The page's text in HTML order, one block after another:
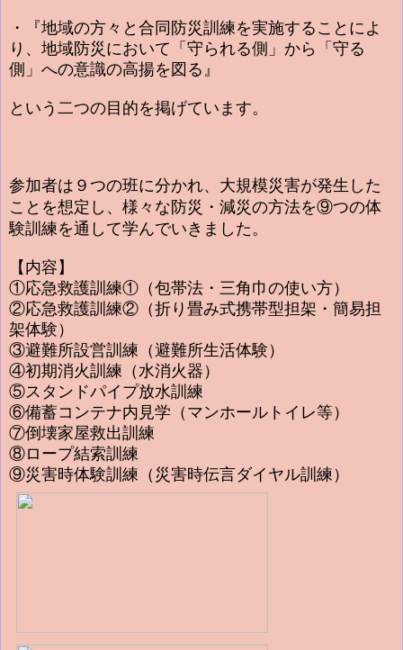
・
『地域の方々と合同防災訓練を実施することによ
り、地域防災において「守られる側」から「守る
側」への意識の高揚を図る』
という二つの目的を掲げています。
参加者は９つの班に分かれ、大規模災害が発生した
ことを想定し、様々な防災・減災の方法を⑨つの体
験訓練を通して学んでいきました。
【内容】
①応急救護訓練①（包帯法・三角巾の使い方）
②応急救護訓練②（折り畳み式携帯型担架・簡易担
架体験）
③避難所設営訓練（避難所生活体験）
④初期消火訓練（水消火器）
⑤スタンドパイプ放水訓練
⑥備蓄コンテナ内見学（マンホールトイレ等）
⑦倒壊家屋救出訓練
⑧ロープ結索訓練
⑨災害時体験訓練（災害時伝言ダイヤル訓練）